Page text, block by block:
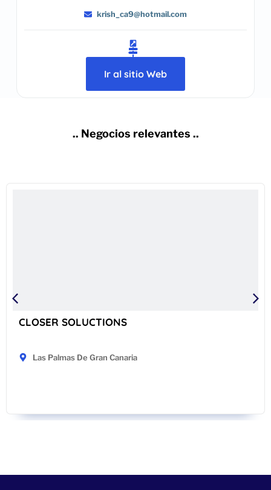
krish_ca9@hotmail.com
Ir al sitio Web
.. Negocios relevantes ..
CLOSER SOLUCTIONS
Las Palmas De Gran Canaria